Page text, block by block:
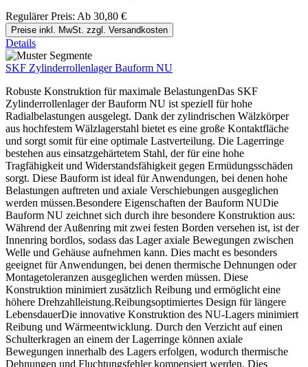
Regulärer Preis: Ab 30,80 €
Preise inkl. MwSt. zzgl. Versandkosten
Details
SKF Zylinderrollenlager Bauform NU
Robuste Konstruktion für maximale BelastungenDas SKF
Zylinderrollenlager der Bauform NU ist speziell für hohe
Radialbelastungen ausgelegt. Dank der zylindrischen Wälzkörper
aus hochfestem Wälzlagerstahl bietet es eine große Kontaktfläche
und sorgt somit für eine optimale Lastverteilung. Die Lagerringe
bestehen aus einsatzgehärtetem Stahl, der für eine hohe
Tragfähigkeit und Widerstandsfähigkeit gegen Ermüdungsschäden
sorgt. Diese Bauform ist ideal für Anwendungen, bei denen hohe
Belastungen auftreten und axiale Verschiebungen ausgeglichen
werden müssen.Besondere Eigenschaften der Bauform NUDie
Bauform NU zeichnet sich durch ihre besondere Konstruktion aus:
Während der Außenring mit zwei festen Borden versehen ist, ist der
Innenring bordlos, sodass das Lager axiale Bewegungen zwischen
Welle und Gehäuse aufnehmen kann. Dies macht es besonders
geeignet für Anwendungen, bei denen thermische Dehnungen oder
Montagetoleranzen ausgeglichen werden müssen. Diese
Konstruktion minimiert zusätzlich Reibung und ermöglicht eine
höhere Drehzahlleistung.Reibungsoptimiertes Design für längere
LebensdauerDie innovative Konstruktion des NU-Lagers minimiert
Reibung und Wärmeentwicklung. Durch den Verzicht auf einen
Schulterkragen an einem der Lagerringe können axiale
Bewegungen innerhalb des Lagers erfolgen, wodurch thermische
Dehnungen und Fluchtungsfehler kompensiert werden. Dies